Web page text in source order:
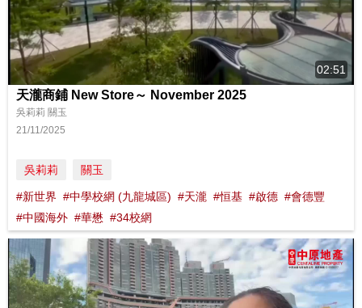
02:51
天瀧商鋪 New Store～ November 2025
吳莉莉 關玉
21/11/2025
吳莉莉 關玉
#新世界 #中學校網 (九龍城區) #天瀧 #恒基 #啟德 #會德豐
#中國海外 #華懋 #34校網